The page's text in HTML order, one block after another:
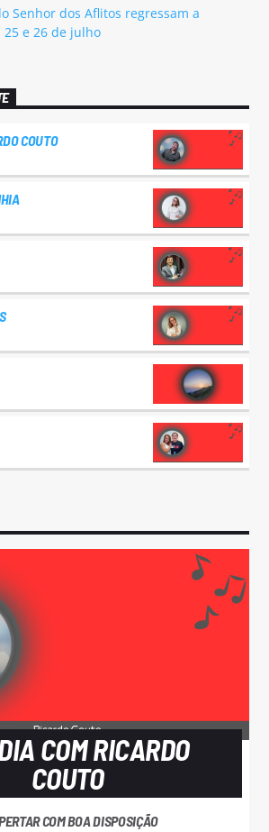
Senhor dos Aflitos regressam a
25 e 26 de julho
COUTO
COM RICARDO
COUTO
COM BOA DISPOSIÇÃO